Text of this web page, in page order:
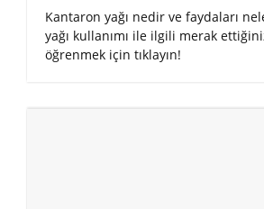
Kantaron yağı nedir ve faydaları
yağı kullanımı ile ilgili merak
öğrenmek için tıklayın!